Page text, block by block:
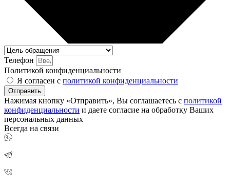
Телефон
Политикой конфиденциальности
Я согласен с политикой конфиденциальности
Отправить
Нажимая кнопку «Отправить», Вы соглашаетесь с политикой
конфиденциальности и даете согласие на обработку Ваших
персональных данных
Всегда на связи